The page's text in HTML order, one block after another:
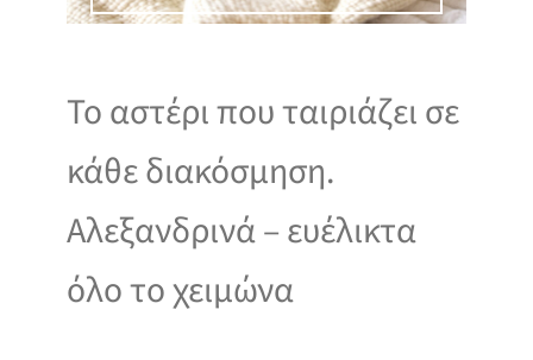
Το αστέρι που ταιριάζει σε
κάθε διακόσμηση.
Αλεξανδρινά – ευέλικτα
όλο το χειμώνα